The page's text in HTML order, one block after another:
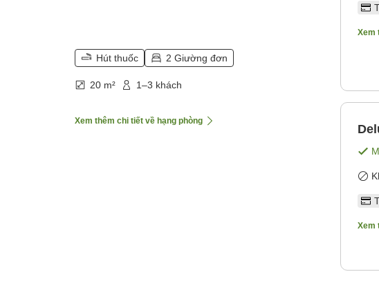
Hút thuốc 2 Giường đơn
20 m² 1–3 khách
Xem thêm chi tiết về hạng phòng
Xem
Xem